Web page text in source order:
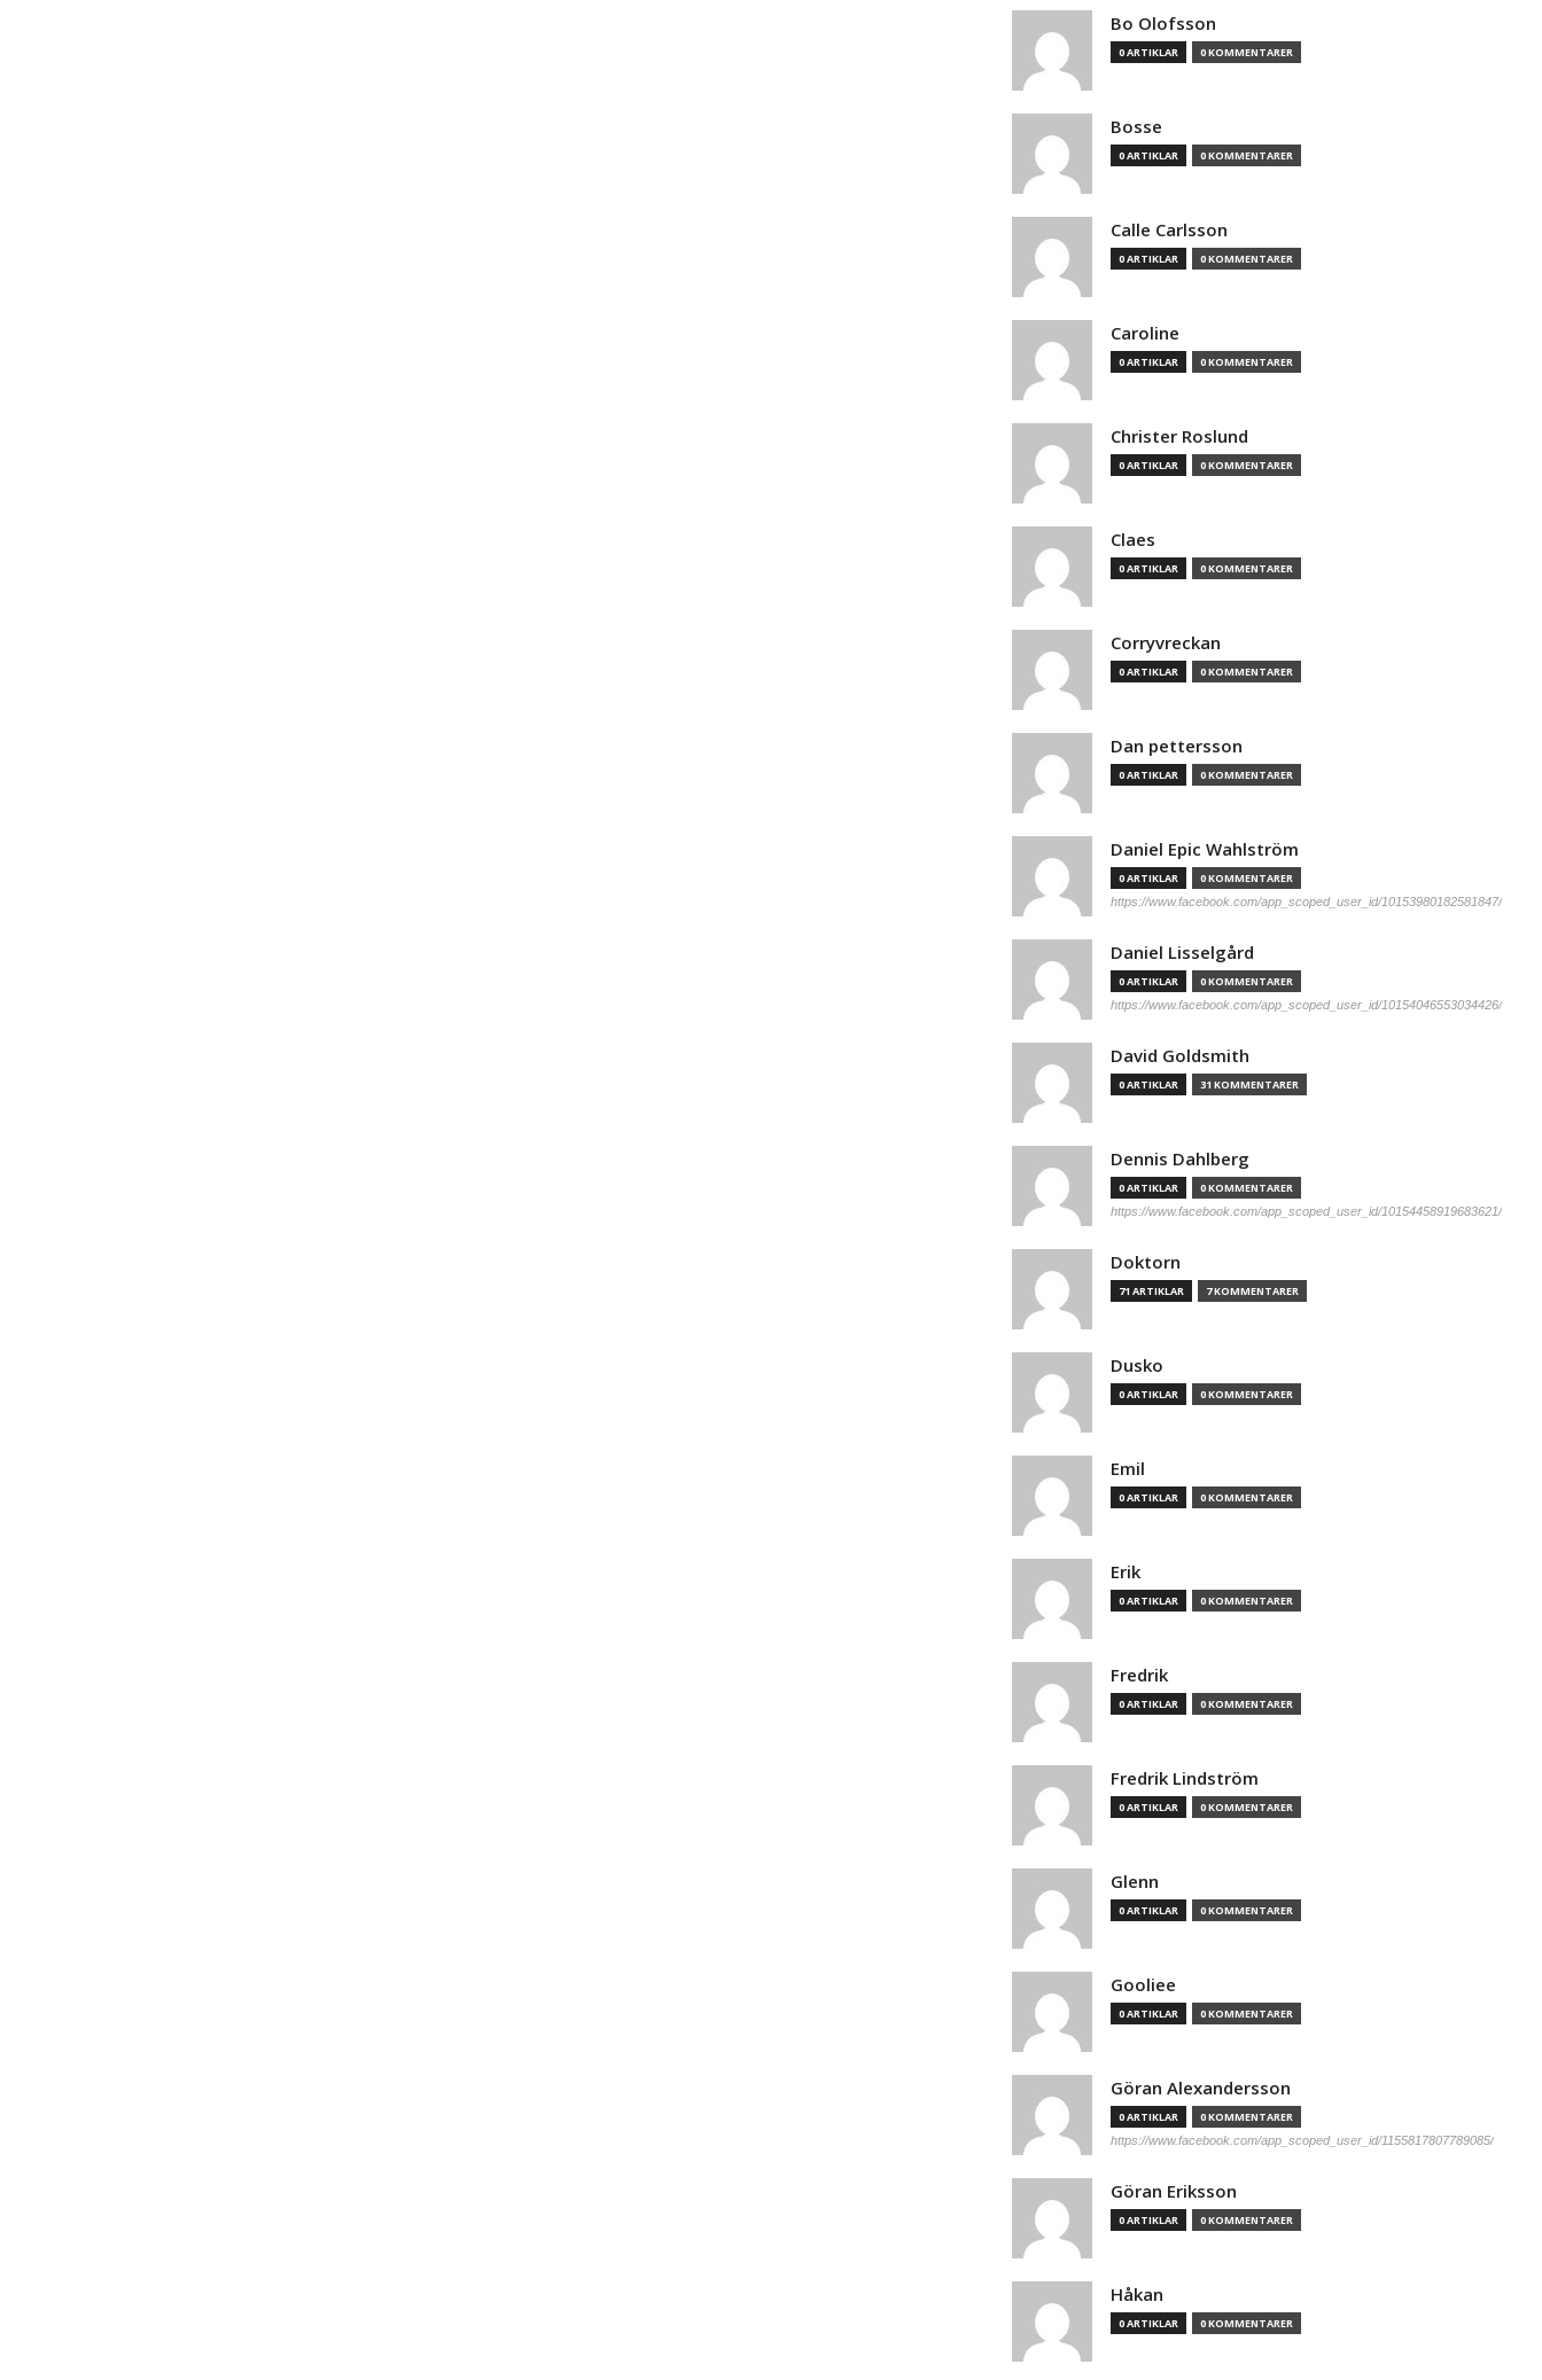
Bo Olofsson
0 ARTIKLAR 0 KOMMENTARER
Bosse
0 ARTIKLAR 0 KOMMENTARER
Calle Carlsson
0 ARTIKLAR 0 KOMMENTARER
Caroline
0 ARTIKLAR 0 KOMMENTARER
Christer Roslund
0 ARTIKLAR 0 KOMMENTARER
Claes
0 ARTIKLAR 0 KOMMENTARER
Corryvreckan
0 ARTIKLAR 0 KOMMENTARER
Dan pettersson
0 ARTIKLAR 0 KOMMENTARER
Daniel Epic Wahlström
0 ARTIKLAR 0 KOMMENTARER
https://www.facebook.com/app_scoped_user_id/10153980182581847/
Daniel Lisselgård
0 ARTIKLAR 0 KOMMENTARER
https://www.facebook.com/app_scoped_user_id/10154046553034426/
David Goldsmith
0 ARTIKLAR 31 KOMMENTARER
Dennis Dahlberg
0 ARTIKLAR 0 KOMMENTARER
https://www.facebook.com/app_scoped_user_id/10154458919683621/
Doktorn
71 ARTIKLAR 7 KOMMENTARER
Dusko
0 ARTIKLAR 0 KOMMENTARER
Emil
0 ARTIKLAR 0 KOMMENTARER
Erik
0 ARTIKLAR 0 KOMMENTARER
Fredrik
0 ARTIKLAR 0 KOMMENTARER
Fredrik Lindström
0 ARTIKLAR 0 KOMMENTARER
Glenn
0 ARTIKLAR 0 KOMMENTARER
Gooliee
0 ARTIKLAR 0 KOMMENTARER
Göran Alexandersson
0 ARTIKLAR 0 KOMMENTARER
https://www.facebook.com/app_scoped_user_id/1155817807789085/
Göran Eriksson
0 ARTIKLAR 0 KOMMENTARER
Håkan
0 ARTIKLAR 0 KOMMENTARER